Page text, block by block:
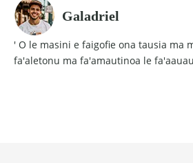
Galadriel
' O le masini e faigofie ona tausia ma
fa'aletonu ma fa'amautinoa le